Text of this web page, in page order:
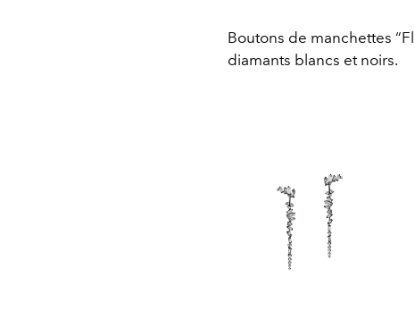
Boutons de manchettes
diamants blancs et noirs.